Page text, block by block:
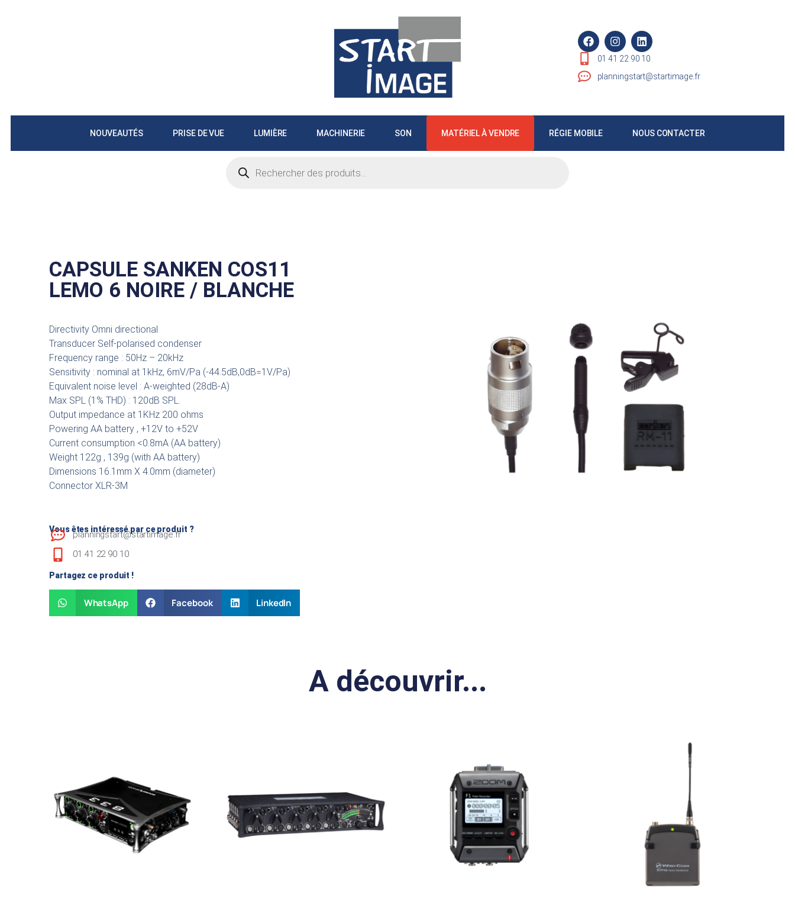
01 41 22 90 10
planningstart@startimage.fr
NOUVEAUTÉS PRISE DE VUE LUMIÈRE MACHINERIE SON MATÉRIEL À VENDRE RÉGIE MOBILE NOUS CONTACTER
CAPSULE SANKEN COS11
LEMO 6 NOIRE / BLANCHE
Directivity Omni directional
Transducer Self-polarised condenser
Frequency range : 50Hz – 20kHz
Sensitivity : nominal at 1kHz, 6mV/Pa (-44.5dB,0dB=1V/Pa)
Equivalent noise level : A-weighted (28dB-A)
Max SPL (1% THD) : 120dB SPL.
Output impedance at 1KHz 200 ohms
Powering AA battery , +12V to +52V
Current consumption <0.8mA (AA battery)
Weight 122g , 139g (with AA battery)
Dimensions 16.1mm X 4.0mm (diameter)
Connector XLR-3M
Vous êtes intéressé par ce produit ?
planningstart@startimage.fr
01 41 22 90 10
Partagez ce produit !
WhatsApp Facebook LinkedIn
A découvrir...